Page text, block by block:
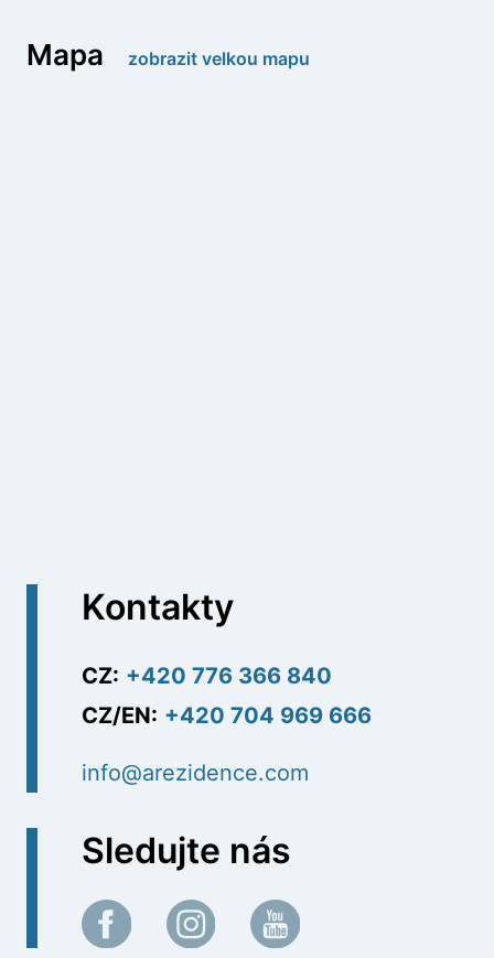
Mapa zobrazit velkou mapu
Kontakty
CZ: +420 776 366 840
CZ/EN: +420 704 969 666
info@arezidence.com
Sledujte nás